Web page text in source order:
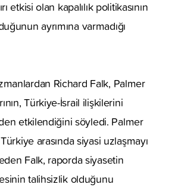
etkisi olan kapalılık politikasının
ayrımına varmadığı
Richard Falk, Palmer
Türkiye-İsrail ilişkilerini
etkilendiğini söyledi. Palmer
arasında siyasi uzlaşmayı
Falk, raporda siyasetin
talihsizlik olduğunu